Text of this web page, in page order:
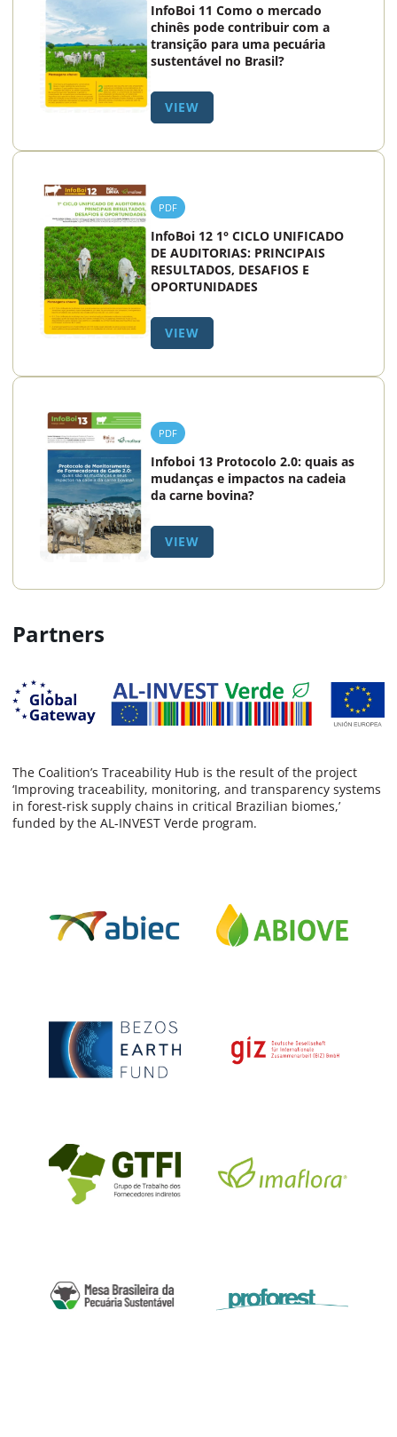
InfoBoi 11 Como o mercado
chinês pode contribuir com a
transição para uma pecuária
sustentável no Brasil?
VIEW
PDF
InfoBoi 12 1° CICLO UNIFICADO
DE AUDITORIAS: PRINCIPAIS
RESULTADOS, DESAFIOS E
OPORTUNIDADES
VIEW
PDF
Infoboi 13 Protocolo 2.0: quais as
mudanças e impactos na cadeia
da carne bovina?
VIEW
Partners
The Coalition’s Traceability Hub is the result of the project
‘Improving traceability, monitoring, and transparency systems
in forest-risk supply chains in critical Brazilian biomes,’
funded by the AL-INVEST Verde program.